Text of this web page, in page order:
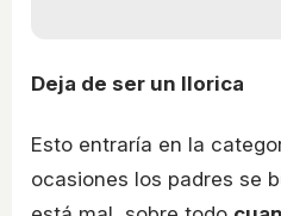
Deja de ser un llorica
Esto entraría en la
ocasiones los padres se